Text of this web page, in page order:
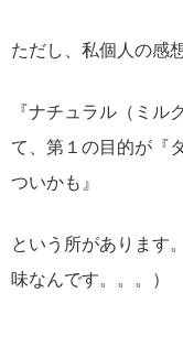
ただし、私個人の感
『ナチュラル（ミル
て、第１の目的が『
ついかも』
という所があります
味なんです。。。）